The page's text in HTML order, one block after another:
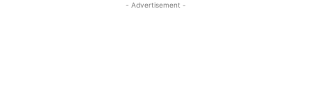
- Advertisement -